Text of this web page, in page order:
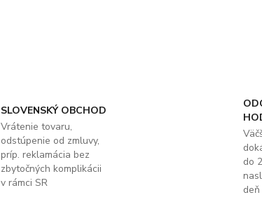
SLOVENSKÝ OBCHOD
Vrátenie tovaru,
odstúpenie od zmluvy,
príp. reklamácia bez
zbytočných komplikácii
v rámci SR
do
deň